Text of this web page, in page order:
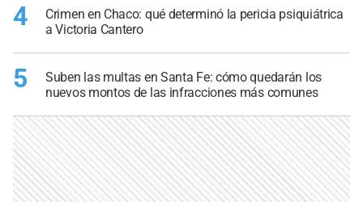
4
Crimen en Chaco: qué determinó la pericia psiquiátrica
a Victoria Cantero
5
Suben las multas en Santa Fe: cómo quedarán los
nuevos montos de las infracciones más comunes